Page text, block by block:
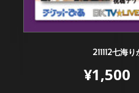
211112七海
¥1,500